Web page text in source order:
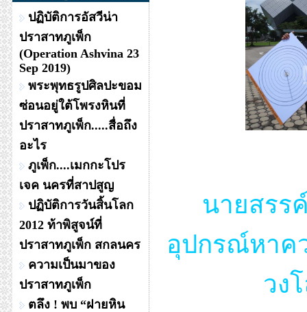
ปฏิบัติการอัสวีน่า
ปราสาทภูเพ็ก
(Operation Ashvina 23
Sep 2019)
พระพุทธรูปศิลปะขอม
ซ่อนอยู่ใต้โพรงหินที่
ปราสาทภูเพ็ก.....สื่อถึง
อะไร
ภูเพ็ก....เมกกะโปร
เจค นครที่สาปสูญ
ปฏิบัติการวันสิ้นโลก
2012 ท้าพิสูจน์ที่
ปราสาทภูเพ็ก สกลนคร
ความเป็นมาของ
ปราสาทภูเพ็ก
ตลึง ! พบ “ฝายหิน
นายสรร
อุปกรณ์หาค
วง